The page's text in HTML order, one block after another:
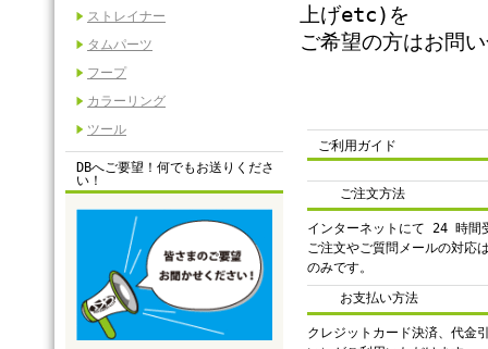
ストレイナー
タムパーツ
フープ
カラーリング
ツール
DBへご要望！何でもお送りくださ
い！
上げetc)を
ご希望の方はお問
ご利用ガイド
ご注文方法
インターネットにて 24 時間
ご注文やご質問メールの対応
のみです。
お支払い方法
クレジットカード決済、代金